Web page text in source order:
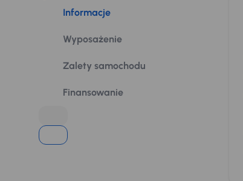
Informacje
Wyposażenie
Zalety samochodu
Finansowanie